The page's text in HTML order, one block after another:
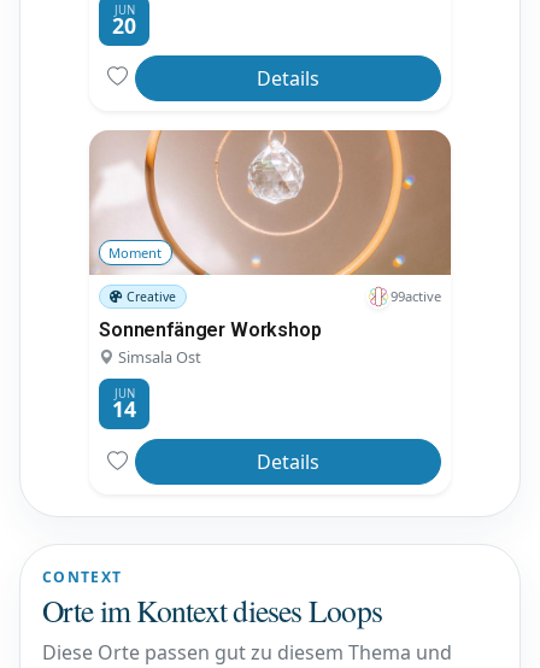
JUN
20
Details
Moment
Creative 99active
Sonnenfänger Workshop
Simsala Ost
JUN
14
Details
CONTEXT
Orte im Kontext dieses Loops
Diese Orte passen gut zu diesem Thema und